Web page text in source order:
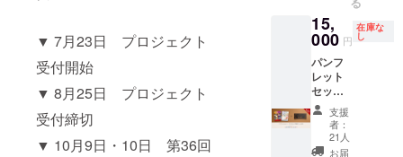
▼ 7月23日 プロジェクト
受付開始
▼ 8月25日 プロジェクト
受付締切
▼ 10月9日・10日 第36回
記念パ
ンフ
レット
に掲載
予定で
す。掲
載を辞
退され
る場合
ンフ
レット
は開催
当日に
会場で
のお渡
しとな
りま
す。 ※
で、代
理購入
される
場合は
必ず備
考欄に
来場さ
れる方
のお名
前をご
に抽選
の上決
定いた
しま
す。 ※
チケッ
トの転
売・複
製は固
くお断
15,
000 円
在庫な
し
パンフ
レット
セット
＋クリ
スタル
カップ
（10月
支援
者：
21人
お届